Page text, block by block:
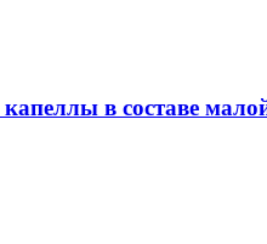
капеллы в составе